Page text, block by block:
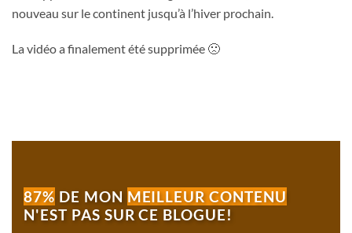
nouveau sur le continent jusqu’à l’hiver prochain.
La vidéo a finalement été supprimée 🙁
87%DE MON MEILLEUR CONTENU
N'EST PAS SUR CE BLOGUE!